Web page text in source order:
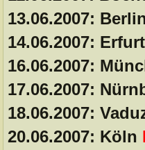
13.06.2007:
14.06.2007:
16.06.2007:
17.06.2007:
18.06.2007:
20.06.2007: Köln